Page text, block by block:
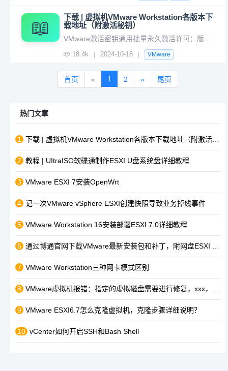
📖
下载 | 虚拟机VMware Workstation各版本下
载地址（附激活秘钥）
18.4k 2024-10-18 VMware
首页 « 1 2 » 尾页
热门文章
1 下载 | 虚拟机VMware Workstation各版本下载地址（附激活秘钥）
2 教程 | UItraISO软碟通制作ESXI U盘系统盘详细教程
3 VMware ESXI 7安装OpenWrt
4 记一次VMware vSphere ESXI创建快照导致业务掉线事件
5 VMware Workstation 16安装部署ESXI 7.0详细教程
6 通过博通官网下载VMware最新安装包和补丁，附网盘ESXI 8下载地址！
7 VMware Workstation三种网卡模式区别
8 VMware虚拟机报错：指定的虚拟磁盘需要进行修复，xxx，模块"Dlsk"启动失败，未能启动虚拟机。
9 VMware ESXI6.7怎么克隆虚拟机，克隆步骤详细说明？
10 vCenter如何开启SSH和Bash Shell